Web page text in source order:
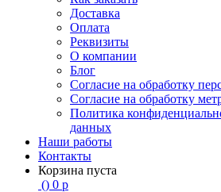
Доставка
Оплата
Реквизиты
О компании
Блог
Согласие на обработку
Согласие на обработку
Политика
данных
Наши работы
Контакты
Корзина пуста
() 0 р